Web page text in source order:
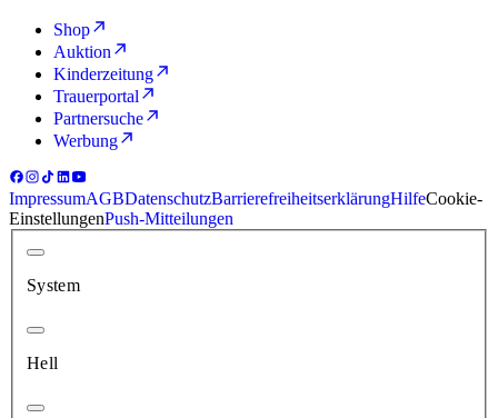
Shop
Auktion
Kinderzeitung
Trauerportal
Partnersuche
Werbung
ImpressumAGBDatenschutzBarrierefreiheitserklärungHilfeCookie-
EinstellungenPush-Mitteilungen
System
Hell